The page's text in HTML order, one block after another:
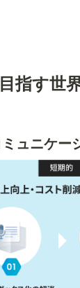
指す世
ュニケー